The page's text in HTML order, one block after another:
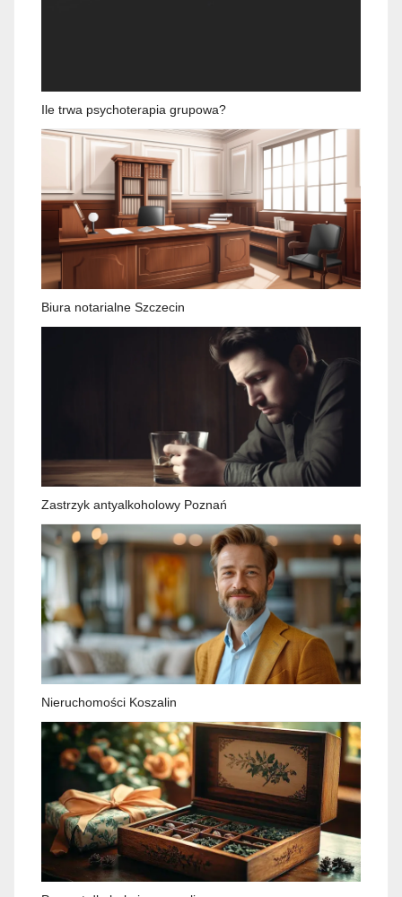
Ile trwa psychoterapia grupowa?
Biura notarialne Szczecin
Zastrzyk antyalkoholowy Poznań
Nieruchomości Koszalin